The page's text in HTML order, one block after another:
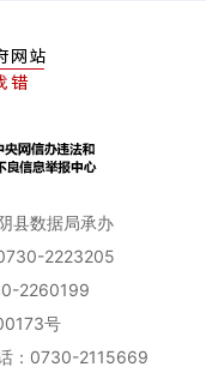
县数据局承办
2223205
2260199
号
：0730-2115669